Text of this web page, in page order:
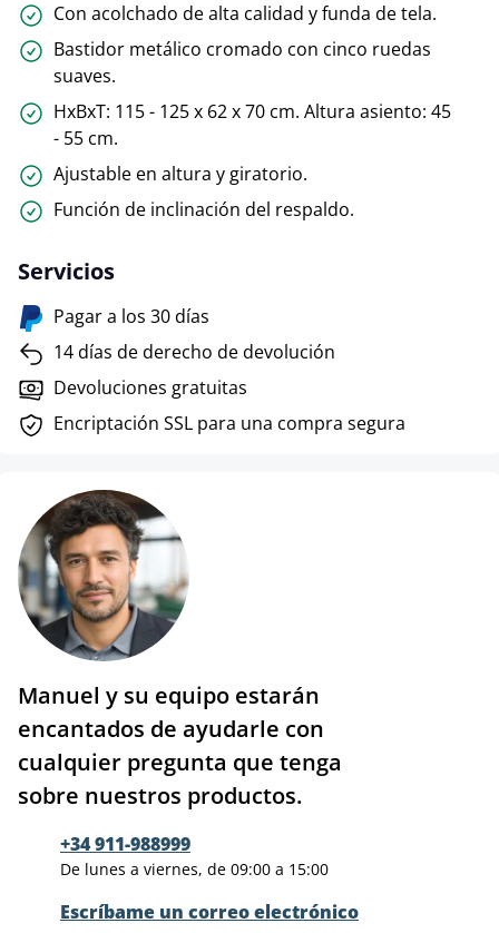
Con acolchado de alta calidad y funda de tela.
Bastidor metálico cromado con cinco ruedas
suaves.
HxBxT: 115 - 125 x 62 x 70 cm. Altura asiento: 45
- 55 cm.
Ajustable en altura y giratorio.
Función de inclinación del respaldo.
Servicios
Pagar a los 30 días
14 días de derecho de devolución
Devoluciones gratuitas
Encriptación SSL para una compra segura
Manuel y su equipo estarán
encantados de ayudarle con
cualquier pregunta que tenga
sobre nuestros productos.
+34 911-988999
De lunes a viernes, de 09:00 a 15:00
Escríbame un correo electrónico